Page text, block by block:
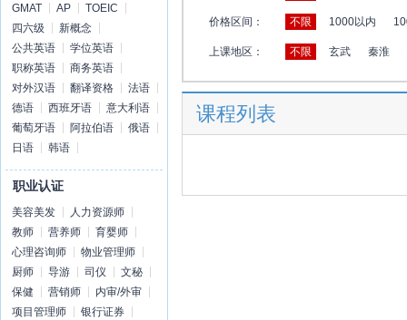
GMAT
AP
TOEIC
四六级
新概念
公共英语
学位英语
职称英语
商务英语
对外汉语
翻译资格
法语
德语
西班牙语
意大利语
葡萄牙语
阿拉伯语
俄语
日语
韩语
职业认证
美容美发
人力资源师
教师
营养师
育婴师
心理咨询师
物业管理师
厨师
导游 司仪
文秘
保健
营销师
内审/外审
项目管理师
银行证券
价格区间： 不限 1000以内
上课地区： 不限 玄武 秦淮
课程列表